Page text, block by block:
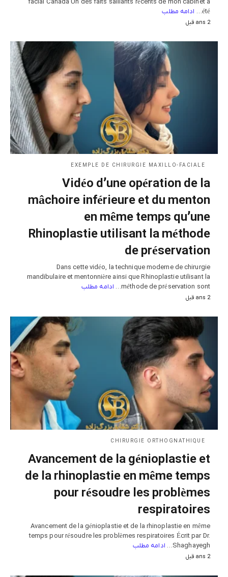
été…
ادامه مطلب
2 ans قبل
EXEMPLE DE CHIRURGIE MAXILLO-FACIALE
Vidéo d’une opération de la
mâchoire inférieure et du menton
en même temps qu’une
Rhinoplastie utilisant la méthode
de préservation
Dans cette vidéo, la technique moderne de chirurgie
mandibulaire et mentonnière ainsi que Rhinoplastie utilisant la
méthode de préservation sont…
ادامه مطلب
2 ans قبل
CHIRURGIE ORTHOGNATHIQUE
Avancement de la génioplastie et
de la rhinoplastie en même temps
pour résoudre les problèmes
respiratoires
Avancement de la génioplastie et de la rhinoplastie en même
temps pour résoudre les problèmes respiratoires Écrit par Dr.
Shaghayegh…
ادامه مطلب
2 ans قبل